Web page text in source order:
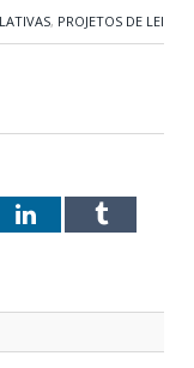
, PROJETOS DE LEI
LinkedInTumblr